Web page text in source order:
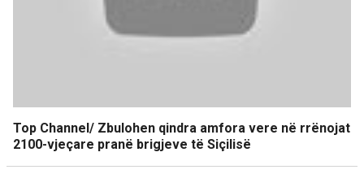
Top Channel/ Zbulohen qindra amfora vere në rrënojat
2100-vjeçare pranë brigjeve të Siçilisë